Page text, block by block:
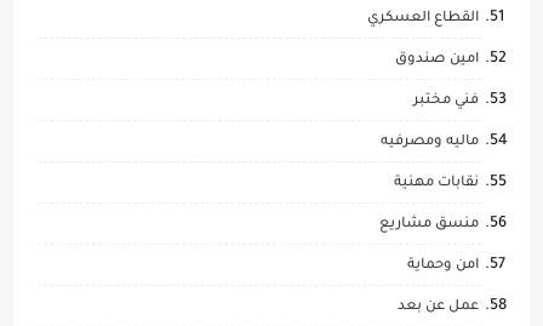
القطاع العسكري
امين صندوق
فني مختبر
ماليه ومصرفيه
نقابات مهنية
منسق مشاريع
امن وحماية
عمل عن بعد